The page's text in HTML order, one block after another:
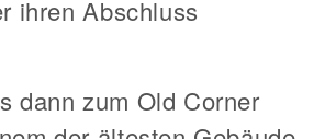
ihren Abschluss
dann zum Old Corner